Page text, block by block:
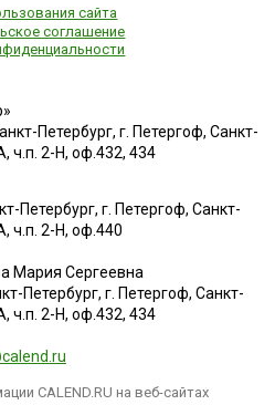
сайта
соглашение
Петербург, г. Петергоф, Санкт-
ч.п. 2-Н, оф.432, 434
Петербург, г. Петергоф, Санкт-
ч.п. 2-Н, оф.440
Мария Сергеевна
Петербург, г. Петергоф, Санкт-
ч.п. 2-Н, оф.432, 434
CALEND.RU на веб-сайтах